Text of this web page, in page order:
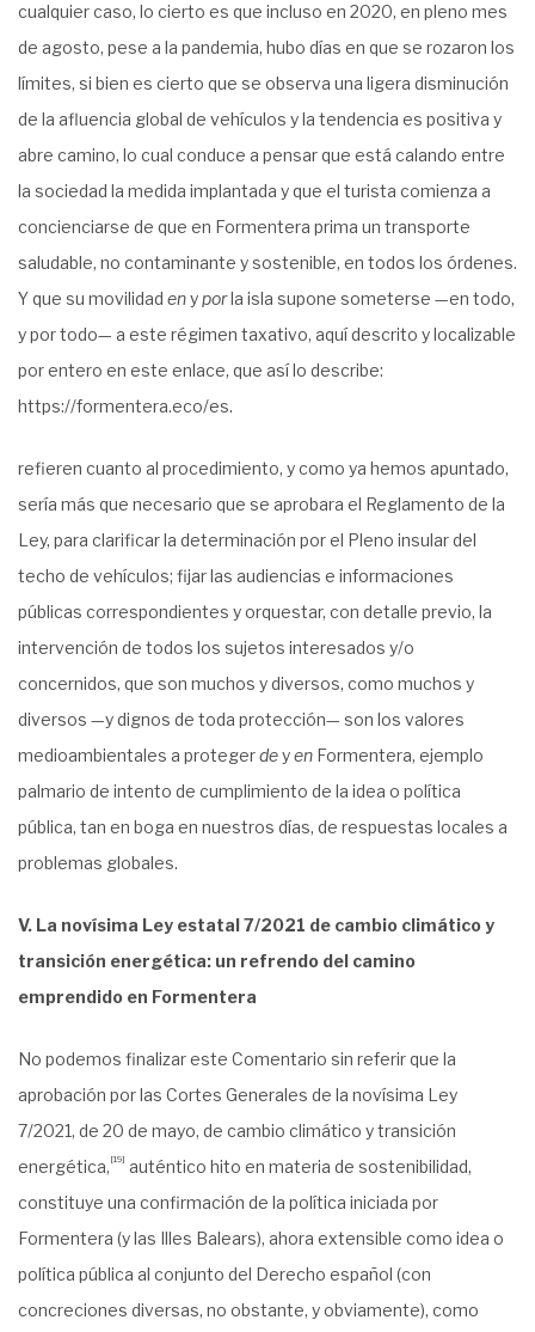
cualquier caso, lo cierto es que incluso en 2020, en pleno mes
de agosto, pese a la pandemia, hubo días en que se rozaron los
límites, si bien es cierto que se observa una ligera disminución
de la afluencia global de vehículos y la tendencia es positiva y
abre camino, lo cual conduce a pensar que está calando entre
la sociedad la medida implantada y que el turista comienza a
concienciarse de que en Formentera prima un transporte
saludable, no contaminante y sostenible, en todos los órdenes.
Y que su movilidad enyporla isla supone someterse —en todo,
y por todo— a este régimen taxativo, aquí descrito y localizable
por entero en este enlace, que así lo describe:
https://formentera.eco/es.
refieren cuanto al procedimiento, y como ya hemos apuntado,
sería más que necesario que se aprobara el Reglamento de la
Ley, para clarificar la determinación por el Pleno insular del
techo de vehículos; fijar las audiencias e informaciones
públicas correspondientes y orquestar, con detalle previo, la
intervención de todos los sujetos interesados y/o
concernidos, que son muchos y diversos, como muchos y
diversos —y dignos de toda protección— son los valores
medioambientales a protegerdeyen Formentera, ejemplo
palmario de intento de cumplimiento de la idea o política
pública, tan en boga en nuestros días, de respuestas locales a
problemas globales.
V. La novísima Ley estatal 7/2021 de cambio climático y
transición energética: un refrendo del camino
emprendido en Formentera
No podemos finalizar este Comentario sin referir que la
aprobación por las Cortes Generales de la novísima Ley
7/2021, de 20 de mayo, de cambio climático y transición
energética, [19] auténtico hito en materia de sostenibilidad,
constituye una confirmación de la política iniciada por
Formentera (y las Illes Balears), ahora extensible como idea o
política pública al conjunto del Derecho español (con
concreciones diversas, no obstante, y obviamente), como